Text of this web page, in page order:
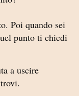
Poi quando sei
punto ti chiedi
a uscire